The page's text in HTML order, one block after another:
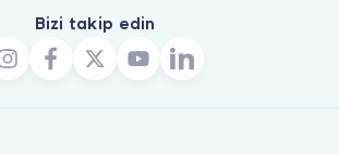
Bizi takip edin